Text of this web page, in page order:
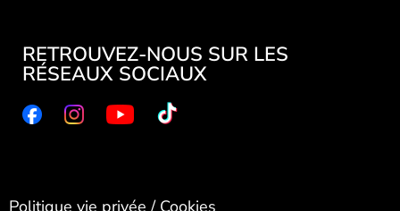
RETROUVEZ-NOUS SUR LES
RÉSEAUX SOCIAUX
Politique vie privée / Cookies